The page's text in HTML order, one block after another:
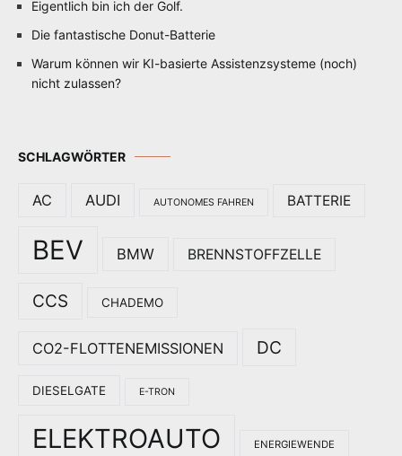
Eigentlich bin ich der Golf.
Die fantastische Donut-Batterie
Warum können wir KI-basierte Assistenzsysteme (noch)
nicht zulassen?
SCHLAGWÖRTER
AC AUDI AUTONOMES FAHREN BATTERIE
BEV BMW BRENNSTOFFZELLE
CCS CHADEMO
CO2-FLOTTENEMISSIONEN DC
DIESELGATE E-TRON
ELEKTROAUTO ENERGIEWENDE